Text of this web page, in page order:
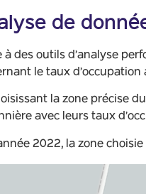
de
à des outils d’analyse
le taux d’occupation
la zone précise
avec leurs taux
2022, la zone